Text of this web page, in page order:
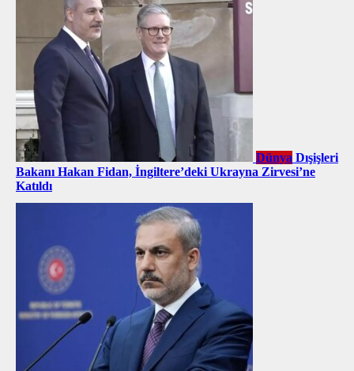
Dünya Dışişleri
Bakanı Hakan Fidan, İngiltere’deki Ukrayna Zirvesi’ne
Katıldı